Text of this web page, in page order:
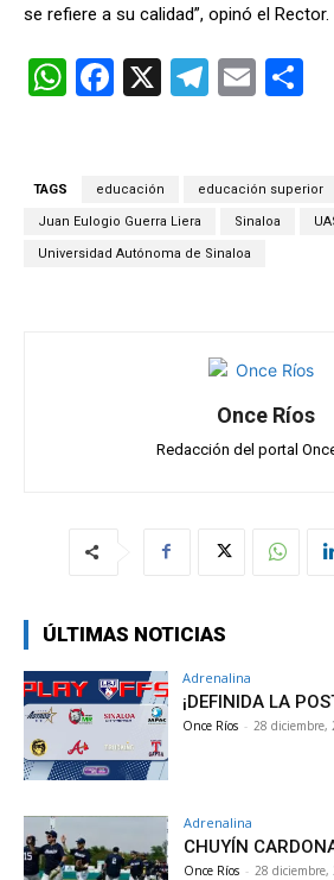
se refiere a su calidad”, opinó el Rector.
W
A
p
F
b
o
o
X
T
gr
m
E
p
TAGS educación educación superior
Juan Eulogio Guerra Liera Sinaloa
Universidad Autónoma de Sinaloa
Once Ríos
Redacción del portal
ÚLTIMAS NOTICIAS
Adrenalina
¡DEFINIDA LA
Once Ríos - 28 diciembre,
Adrenalina
CHUYÍN
Once Ríos - 28 diciembre,